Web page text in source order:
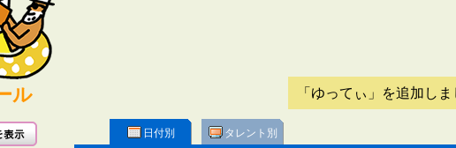
ル 「ゆってぃ」を追加しま
日付別 タレント別